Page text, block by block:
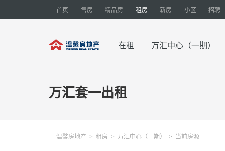
首页 售房 精品房 租房 新房 小区 招聘
在租 万汇中心（一期）
万汇套一出租
温馨房地产 > 租房 > 万汇中心（一期） > 当前房源